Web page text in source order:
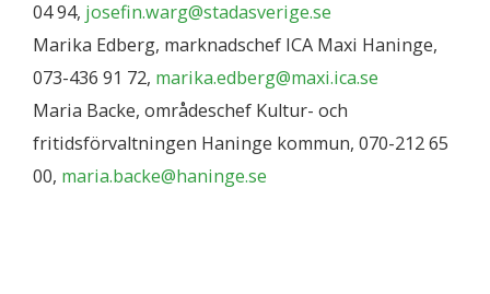
04 94, josefin.warg@stadasverige.se
Marika Edberg, marknadschef ICA Maxi Haninge,
073-436 91 72, marika.edberg@maxi.ica.se
Maria Backe, områdeschef Kultur- och
fritidsförvaltningen Haninge kommun, 070-212 65
00, maria.backe@haninge.se